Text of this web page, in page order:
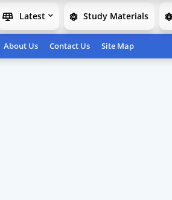
Latest Study Materials
About Us Contact Us Site Map